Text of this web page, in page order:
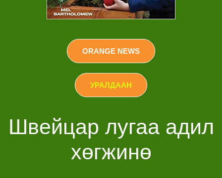
ORANGE NEWS
УРАЛДААН
Швейцар лугаа адил
хөгжинө